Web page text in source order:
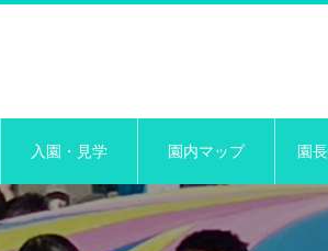
入園・見学 園内マップ 園